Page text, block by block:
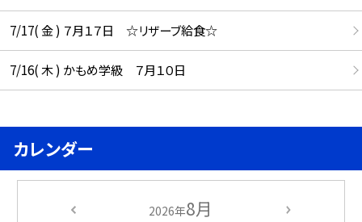
7/17( 金 ) ７月１７日 ☆リザーブ給食☆
7/16( 木 ) かもめ学級 ７月１０日
カレンダー
2026年8月